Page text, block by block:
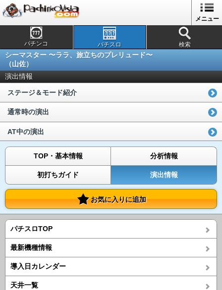
メニュー
パチンコ パチスロ 検索
シーマスター 〜ララ、旅立ちのプレリュード〜
（山佐）
演出情報
ステージ＆モード紹介
通常時の演出
AT中の演出
TOP・基本情報 分析情報
初打ちガイド 演出情報
お気に入りに追加
パチスロTOP
最新機種情報
導入日カレンダー
天井一覧